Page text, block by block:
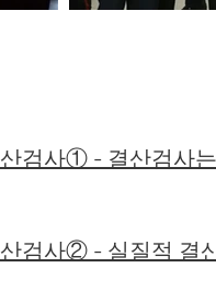
검사① - 결산검사
검사② - 실질적 결